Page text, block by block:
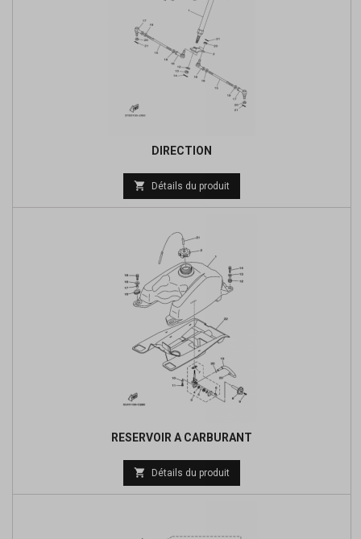
DIRECTION
Prix
de
 Détails du produit
RESERVOIR A CARBURANT
Prix
de
 Détails du produit